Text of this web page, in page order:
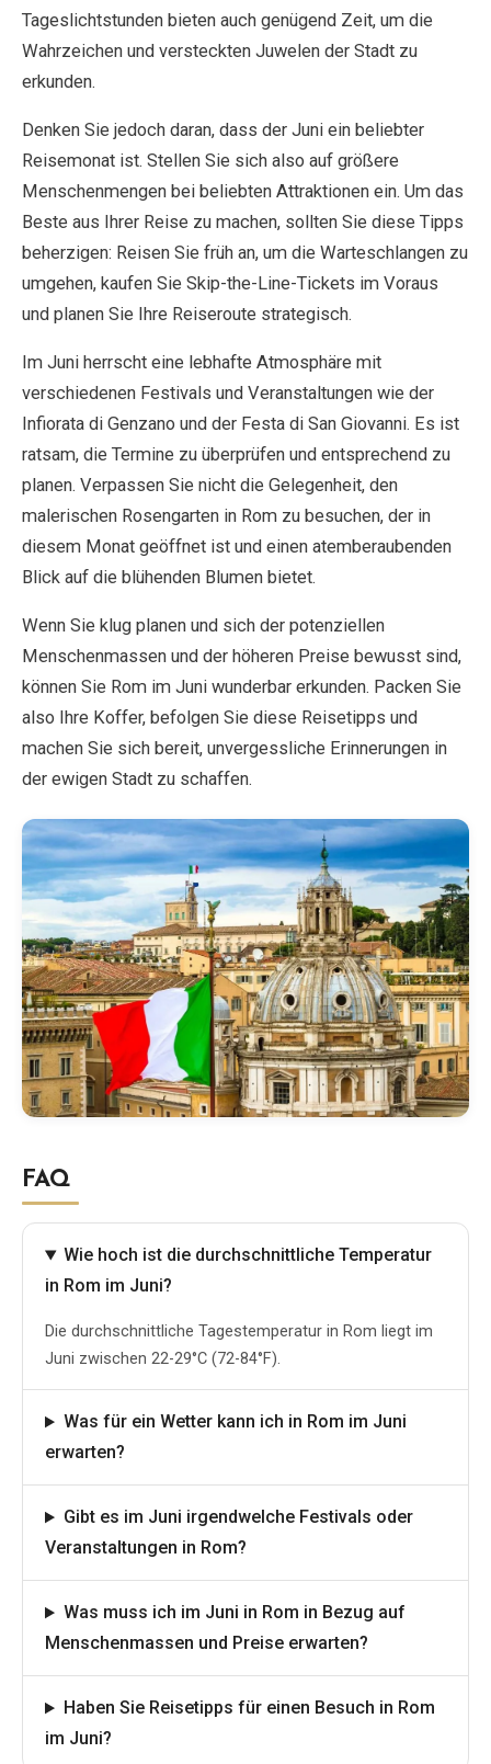
Tageslichtstunden bieten auch genügend Zeit, um die
Wahrzeichen und versteckten Juwelen der Stadt zu
erkunden.
Denken Sie jedoch daran, dass der Juni ein beliebter
Reisemonat ist. Stellen Sie sich also auf größere
Menschenmengen bei beliebten Attraktionen ein. Um das
Beste aus Ihrer Reise zu machen, sollten Sie diese Tipps
beherzigen: Reisen Sie früh an, um die Warteschlangen zu
umgehen, kaufen Sie Skip-the-Line-Tickets im Voraus
und planen Sie Ihre Reiseroute strategisch.
Im Juni herrscht eine lebhafte Atmosphäre mit
verschiedenen Festivals und Veranstaltungen wie der
Infiorata di Genzano und der Festa di San Giovanni. Es ist
ratsam, die Termine zu überprüfen und entsprechend zu
planen. Verpassen Sie nicht die Gelegenheit, den
malerischen Rosengarten in Rom zu besuchen, der in
diesem Monat geöffnet ist und einen atemberaubenden
Blick auf die blühenden Blumen bietet.
Wenn Sie klug planen und sich der potenziellen
Menschenmassen und der höheren Preise bewusst sind,
können Sie Rom im Juni wunderbar erkunden. Packen Sie
also Ihre Koffer, befolgen Sie diese Reisetipps und
machen Sie sich bereit, unvergessliche Erinnerungen in
der ewigen Stadt zu schaffen.
FAQ
Wie hoch ist die durchschnittliche Temperatur
in Rom im Juni?
Die durchschnittliche Tagestemperatur in Rom liegt im
Juni zwischen 22-29°C (72-84°F).
Was für ein Wetter kann ich in Rom im Juni
erwarten?
Gibt es im Juni irgendwelche Festivals oder
Veranstaltungen in Rom?
Was muss ich im Juni in Rom in Bezug auf
Menschenmassen und Preise erwarten?
Haben Sie Reisetipps für einen Besuch in Rom
im Juni?